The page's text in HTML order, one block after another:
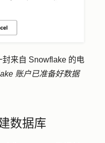
来自 Snowflake 的电
账户已准备好数据
数据库